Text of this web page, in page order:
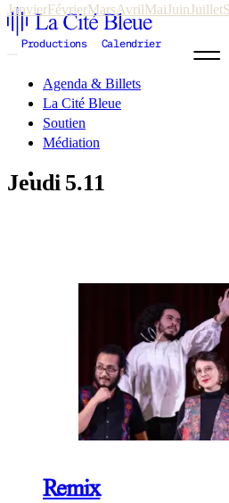
Agenda & Billets
La Cité Bleue
Soutien
Médiation
JanvierFévrierMarsAvrilMaiJuinJuillet
Productions Calendrier
5.11
Jeudi
Remix